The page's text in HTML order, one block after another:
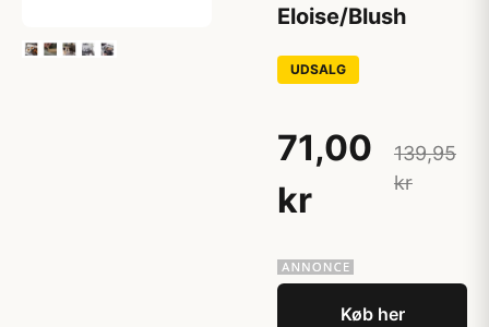
Eloise/Blush
UDSALG
71,00
kr
139,95
kr
Køb her